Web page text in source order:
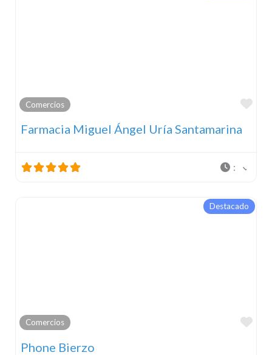
Comercios
Farmacia Miguel Ángel Uría Santamarina
:
Destacado
Comercios
Phone Bierzo